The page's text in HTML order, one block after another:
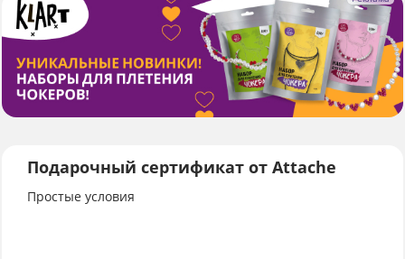
Подарочный сертификат от Attache
Простые условия